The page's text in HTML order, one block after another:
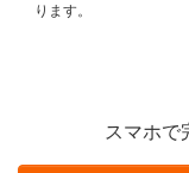
ります。
スマホで